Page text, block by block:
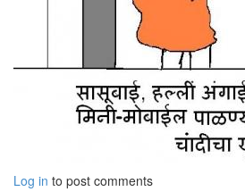
Log in to post comments